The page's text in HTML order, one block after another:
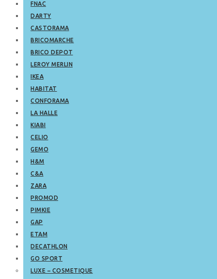
FNAC
DARTY
CASTORAMA
BRICOMARCHE
BRICO DEPOT
LEROY MERLIN
IKEA
HABITAT
CONFORAMA
LA HALLE
KIABI
CELIO
GEMO
H&M
C&A
ZARA
PROMOD
PIMKIE
GAP
ETAM
DECATHLON
GO SPORT
LUXE – COSMETIQUE